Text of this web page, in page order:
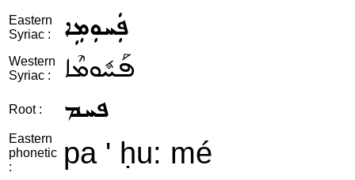
Eastern
Syriac :
ܦܲܚܘܼܡܹܐ
Western
Syriac :
ܦܰܚܽܘܡܶܐ
Root : ܦܚܡ
Eastern
phonetic
:
pa ' ḥu: mé